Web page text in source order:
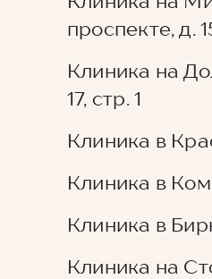
проспекте, д.
Клиника на
17, стр. 1
Клиника в
Клиника в
Клиника в
Клиника на